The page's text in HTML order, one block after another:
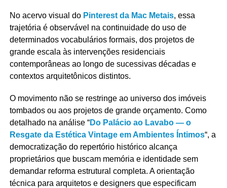
No acervo visual do Pinterest da Mac Metais, essa
trajetória é observável na continuidade do uso de
determinados vocabulários formais, dos projetos de
grande escala às intervenções residenciais
contemporâneas ao longo de sucessivas décadas e
contextos arquitetônicos distintos.
O movimento não se restringe ao universo dos imóveis
tombados ou aos projetos de grande orçamento. Como
detalhado na análise “Do Palácio ao Lavabo — o
Resgate da Estética Vintage em Ambientes Íntimos“, a
democratização do repertório histórico alcança
proprietários que buscam memória e identidade sem
demandar reforma estrutural completa. A orientação
técnica para arquitetos e designers que especificam